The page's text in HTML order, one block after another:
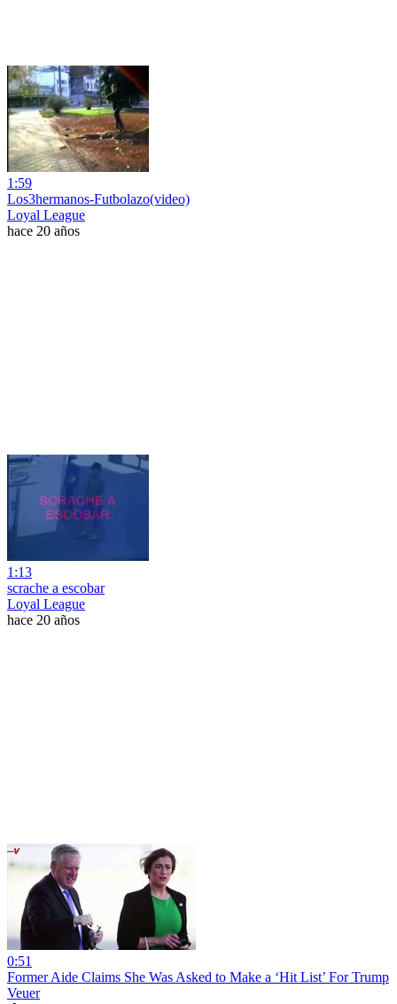
1:59
Los3hermanos-Futbolazo(video)
Loyal League
hace 20 años
1:13
scrache a escobar
Loyal League
hace 20 años
0:51
Former Aide Claims She Was Asked to Make a ‘Hit List’ For Trump
Veuer